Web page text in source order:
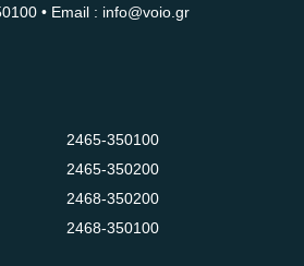
• Email : info@voio.gr
2465-350100
2465-350200
2468-350200
2468-350100